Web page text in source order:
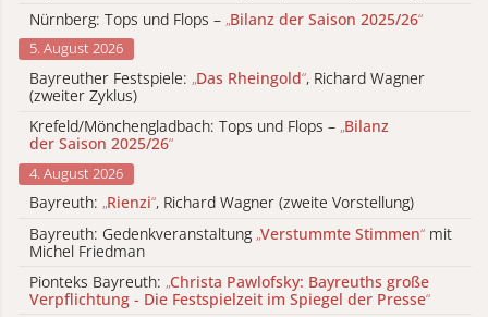
Nürnberg: Tops und Flops – „Bilanz der Saison 2025/26“
5. August 2026
Bayreuther Festspiele: „Das Rheingold“, Richard Wagner
(zweiter Zyklus)
Krefeld/Mönchengladbach: Tops und Flops – „Bilanz
der Saison 2025/26“
4. August 2026
Bayreuth: „Rienzi“, Richard Wagner (zweite Vorstellung)
Bayreuth: Gedenkveranstaltung „Verstummte Stimmen“ mit
Michel Friedman
Pionteks Bayreuth: „Christa Pawlofsky: Bayreuths große
Verpflichtung - Die Festspielzeit im Spiegel der Presse“